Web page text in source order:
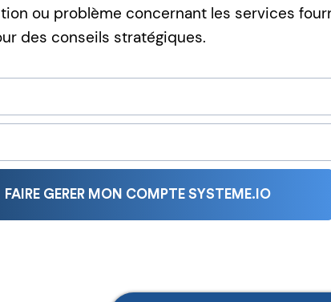
ou problème concernant les services
des conseils stratégiques.
FAIRE GERER MON COMPTE SYSTEME.IO